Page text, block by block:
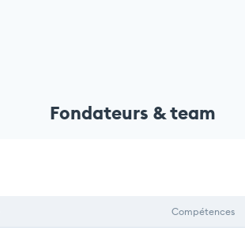
Fondateurs & team
Compétences